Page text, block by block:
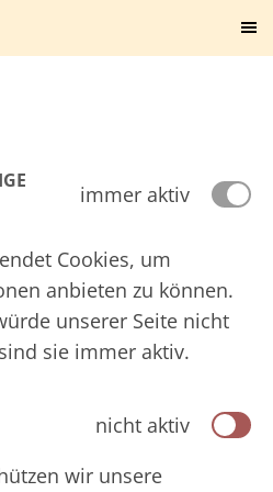
immer aktiv
Cookies, um
anbieten zu können.
unserer Seite nicht
sie immer aktiv.
nicht aktiv
wir unsere